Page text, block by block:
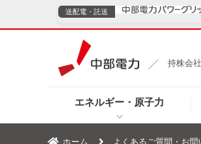
持株会
エネルギー・原子力
送配電・託送
TOPページへ
電
TOPページへ
ホーム よくあるご質問・お問